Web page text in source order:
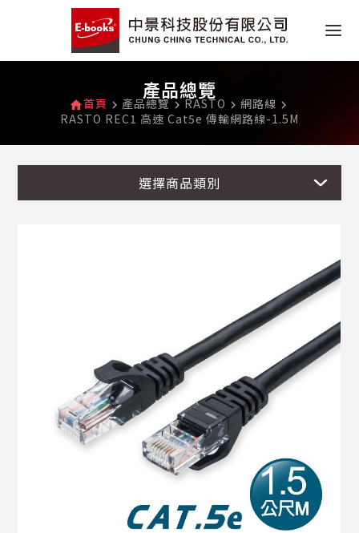
產品總覽
home首頁 navigate_next 產品總覽 navigate_next RASTO navigate_next 網路線 navigate_next
RASTO REC1 高速 Cat5e 傳輸網路線-1.5M
選擇商品類別